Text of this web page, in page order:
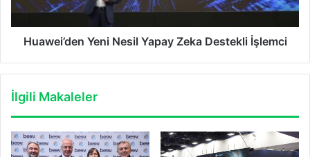
Huawei’den Yeni Nesil Yapay Zeka Destekli İşlemci
İlgili Makaleler